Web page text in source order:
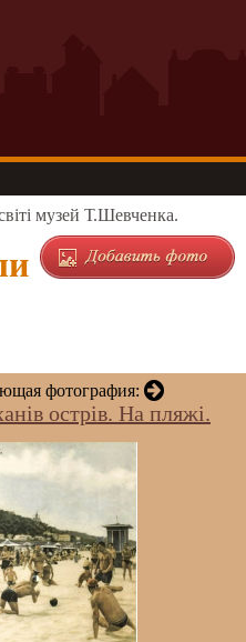
музей Т.Шевченка.
фотография:
острів. На пляжі.